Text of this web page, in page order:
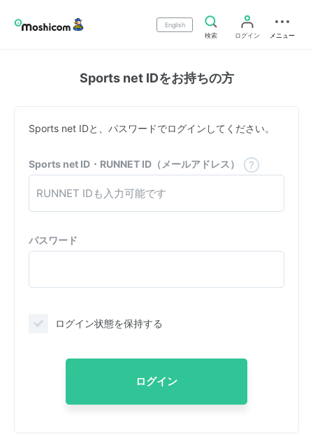
English
検索
ログイン メニュー
Sports net IDをお持ちの方
Sports net IDと、パスワードでログインしてください。
Sports net ID・RUNNET ID（メールアドレス）
パスワード
ログイン状態を保持する
ログイン